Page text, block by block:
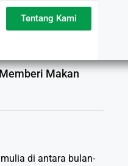
Tentang Kami
Makan
di antara bulan-